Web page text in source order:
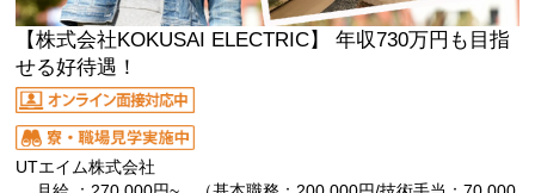
【株式会社KOKUSAI ELECTRIC】 年収730万円も目指
せる好待遇！
UTエイム株式会社